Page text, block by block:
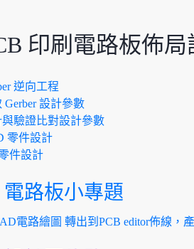
印刷電路板佈局
逆向工程
Gerber 設計參數
驗證比對設計參數
零件設計
件設計
路板小專題
電路繪圖 轉出到PCB editor佈線，